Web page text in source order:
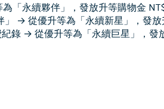
「永續夥伴」，發放升等購物金
→ 從優升等為「永續新星」，發放
錄 → 從優升等為「永續巨星」，發